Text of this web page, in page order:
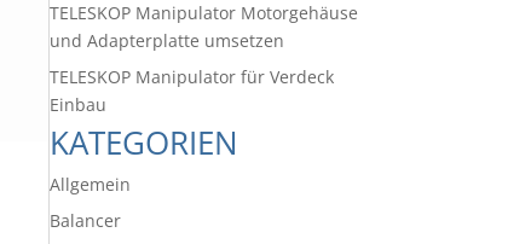
TELESKOP Manipulator Motorgehäuse
und Adapterplatte umsetzen
TELESKOP Manipulator für Verdeck
Einbau
KATEGORIEN
Allgemein
Balancer